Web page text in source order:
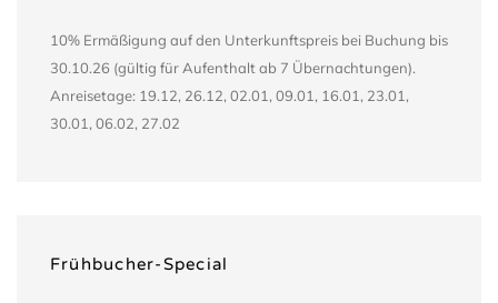
10% Ermäßigung auf den Unterkunftspreis bei Buchung bis
30.10.26 (gültig für Aufenthalt ab 7 Übernachtungen).
Anreisetage: 19.12, 26.12, 02.01, 09.01, 16.01, 23.01,
30.01, 06.02, 27.02
Frühbucher-Special